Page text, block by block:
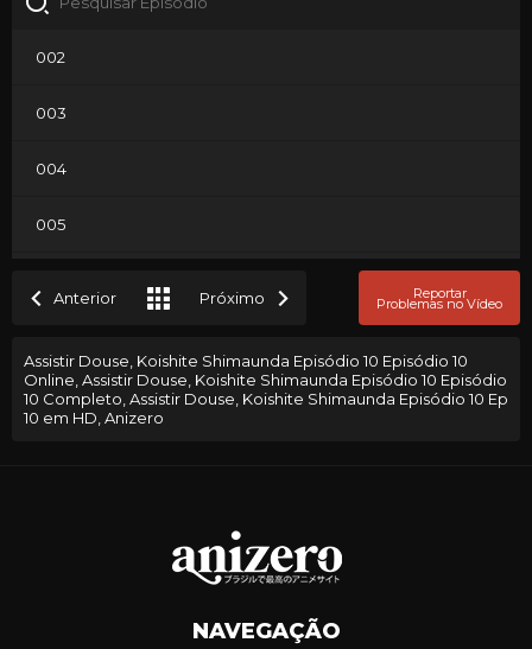
002
003
004
005
008
Anterior Próximo Reportar
Problemas no Vídeo
Assistir Douse, Koishite Shimaunda Episódio 10 Episódio 10
Online, Assistir Douse, Koishite Shimaunda Episódio 10 Episódio
10 Completo, Assistir Douse, Koishite Shimaunda Episódio 10 Ep
10 em HD, Anizero
NAVEGAÇÃO